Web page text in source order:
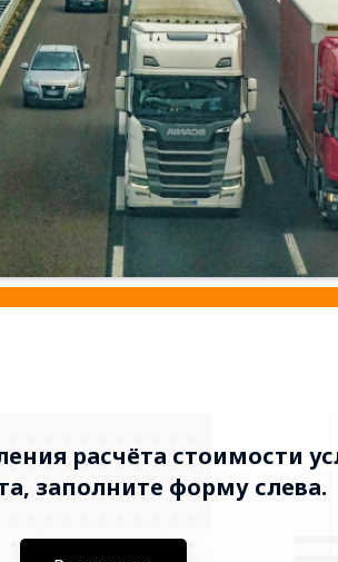
расчёта стоимости
заполните форму слева.